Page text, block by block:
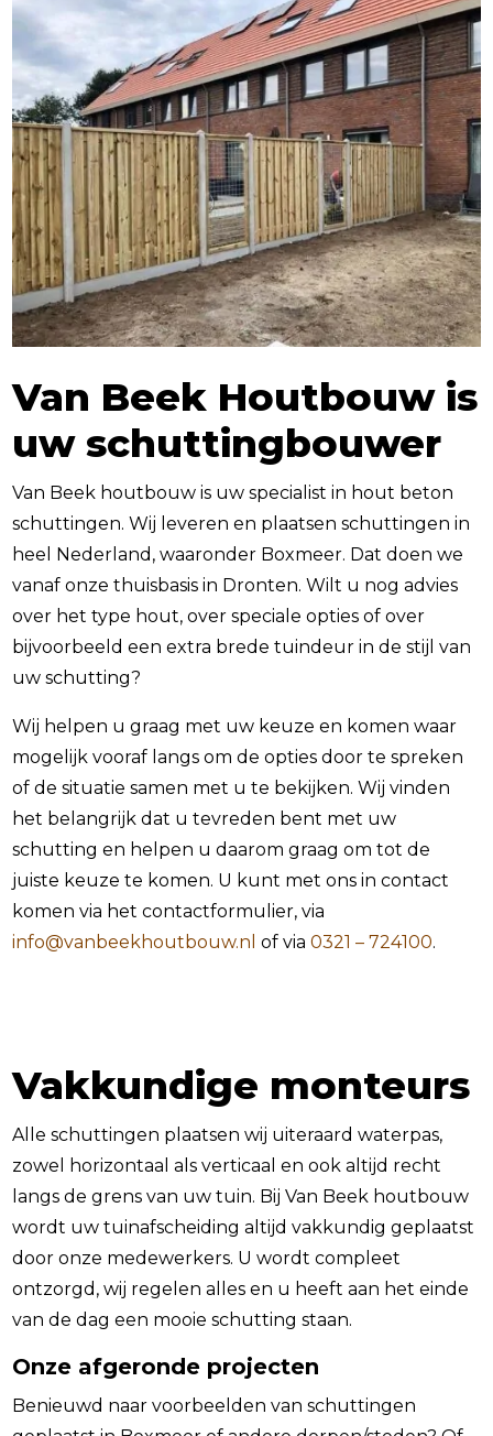
Van Beek Houtbouw is
uw schuttingbouwer
Van Beek houtbouw is uw specialist in hout beton
schuttingen. Wij leveren en plaatsen schuttingen in
heel Nederland, waaronder Boxmeer. Dat doen we
vanaf onze thuisbasis in Dronten. Wilt u nog advies
over het type hout, over speciale opties of over
bijvoorbeeld een extra brede tuindeur in de stijl van
uw schutting?
Wij helpen u graag met uw keuze en komen waar
mogelijk vooraf langs om de opties door te spreken
of de situatie samen met u te bekijken. Wij vinden
het belangrijk dat u tevreden bent met uw
schutting en helpen u daarom graag om tot de
juiste keuze te komen. U kunt met ons in contact
komen via het contactformulier, via
info@vanbeekhoutbouw.nl of via0321 – 724100.
Vakkundige monteurs
Alle schuttingen plaatsen wij uiteraard waterpas,
zowel horizontaal als verticaal en ook altijd recht
langs de grens van uw tuin. Bij Van Beek houtbouw
wordt uw tuinafscheiding altijd vakkundig geplaatst
door onze medewerkers. U wordt compleet
ontzorgd, wij regelen alles en u heeft aan het einde
van de dag een mooie schutting staan.
Onze afgeronde projecten
Benieuwd naar voorbeelden van schuttingen